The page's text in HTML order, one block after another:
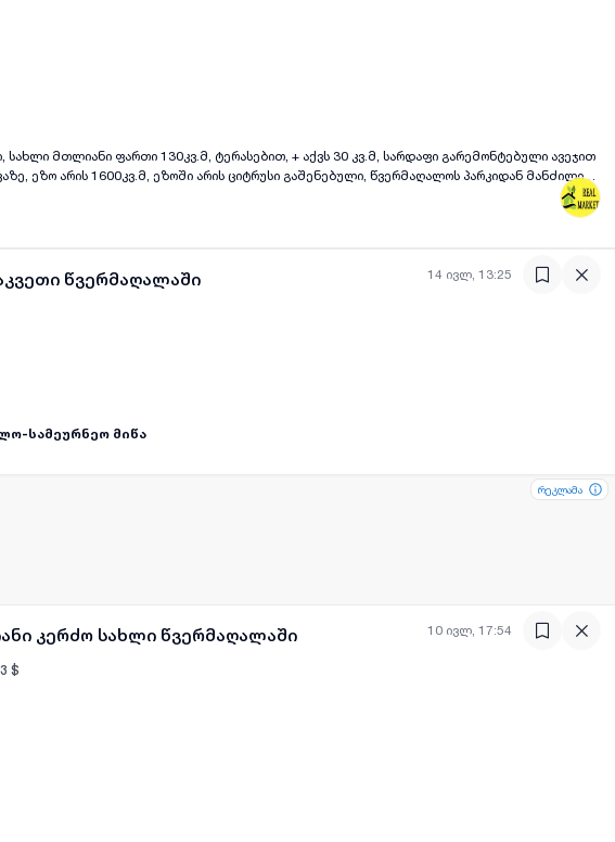
სახლი მთლიანი ფართი 130კვ.მ, ტერასებით, + აქვს 30 კვ.მ, სარდაფი გარემონტებული ავეჯით
ეზო არის 1600კვ.მ, ეზოში არის ციტრუსი გაშენებული, წვერმაღალოს პარკიდან მანძილი
ხოლო ბლექ სი არენიდან 10 წუთის სავალი, ფასი 165.000$
14 ივლ, 13:25
წვერმაღალაში
სამეურნეო მიწა
რეკლამა
რეკლამა
10 ივლ, 17:54
კერძო სახლი წვერმაღალაში
$